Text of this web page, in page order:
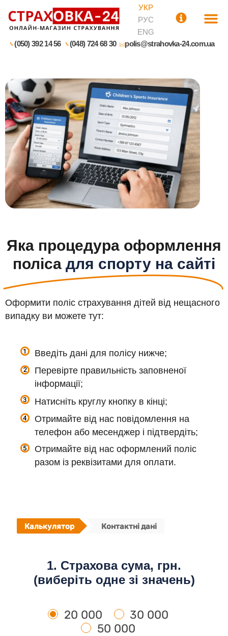
УКР
РУС
ENG
(050) 392 14 56 (048) 724 68 30 polis@strahovka-24.com.ua
Яка процедура оформлення
поліса для спорту на сайті
Оформити поліс страхування дітей від нещасного
випадку ви можете тут:
Введіть дані для полісу нижче;
Перевірте правильність заповненої
інформації;
Натисніть круглу кнопку в кінці;
Отримайте від нас повідомлення на
телефон або месенджер і підтвердіть;
Отримайте від нас оформлений поліс
разом із реквізитами для оплати.
Калькулятор Контактні дані
1. Страхова сума, грн.
(виберіть одне зі значень)
20 000
30 000
50 000